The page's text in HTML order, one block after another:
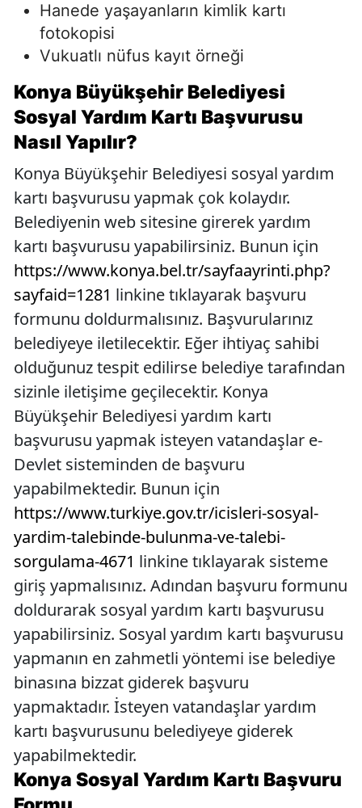
Hanede yaşayanların kimlik kartı
fotokopisi
Vukuatlı nüfus kayıt örneği
Konya Büyükşehir Belediyesi
Sosyal Yardım Kartı Başvurusu
Nasıl Yapılır?
Konya Büyükşehir Belediyesi sosyal yardım
kartı başvurusu yapmak çok kolaydır.
Belediyenin web sitesine girerek yardım
kartı başvurusu yapabilirsiniz. Bunun için
https://www.konya.bel.tr/sayfaayrinti.php?
sayfaid=1281 linkine tıklayarak başvuru
formunu doldurmalısınız. Başvurularınız
belediyeye iletilecektir. Eğer ihtiyaç sahibi
olduğunuz tespit edilirse belediye tarafından
sizinle iletişime geçilecektir. Konya
Büyükşehir Belediyesi yardım kartı
başvurusu yapmak isteyen vatandaşlar e-
Devlet sisteminden de başvuru
yapabilmektedir. Bunun için
https://www.turkiye.gov.tr/icisleri-sosyal-
yardim-talebinde-bulunma-ve-talebi-
sorgulama-4671 linkine tıklayarak sisteme
giriş yapmalısınız. Adından başvuru formunu
doldurarak sosyal yardım kartı başvurusu
yapabilirsiniz. Sosyal yardım kartı başvurusu
yapmanın en zahmetli yöntemi ise belediye
binasına bizzat giderek başvuru
yapmaktadır. İsteyen vatandaşlar yardım
kartı başvurusunu belediyeye giderek
yapabilmektedir.
Konya Sosyal Yardım Kartı Başvuru